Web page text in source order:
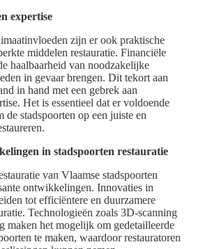
expertise
zijn er ook praktische
middelen restauratie. Financiële
haalbaarheid van noodzakelijke
in gevaar brengen. Dit tekort aan
in hand met een gebrek aan
Het is essentieel dat er voldoende
de stadspoorten op een juiste en
in stadspoorten restauratie
van Vlaamse stadspoorten
ontwikkelingen. Innovaties in
tot efficiëntere en duurzamere
Technologieën zoals 3D-scanning
maken het mogelijk om gedetailleerde
te maken, waardoor restauratoren